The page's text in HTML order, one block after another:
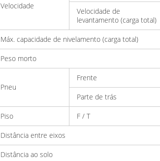
Velocidade
Velocidade de
levantamento (carga total)
Máx. capacidade de nivelamento (carga total)
Peso morto
Pneu
Frente
Parte de trás
Piso F / T
Distância entre eixos
Distância ao solo